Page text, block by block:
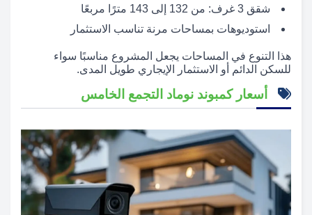
شقق 3 غرف: من 132 إلى 143 مترًا مربعًا
استوديوهات بمساحات مرنة تناسب الاستثمار
هذا التنوع في المساحات يجعل المشروع مناسبًا سواء
للسكن الدائم أو الاستثمار الإيجاري طويل المدى.
أسعار كمبوند نوماد التجمع الخامس